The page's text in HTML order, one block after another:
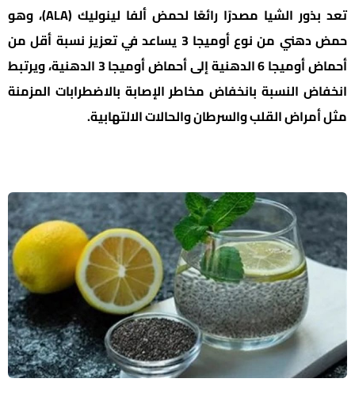
تعد بذور الشيا مصدرًا رائعًا لحمض ألفا لينوليك (ALA)، وهو
حمض دهني من نوع أوميجا 3 يساعد في تعزيز نسبة أقل من
أحماض أوميجا 6 الدهنية إلى أحماض أوميجا 3 الدهنية، ويرتبط
انخفاض النسبة بانخفاض مخاطر الإصابة بالاضطرابات المزمنة
مثل أمراض القلب والسرطان والحالات الالتهابية.